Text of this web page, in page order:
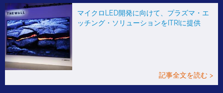
マイクロLED開発に向けて、プラズマ・エ
ッチング・ソリューションをITRIに提供
記事全文を読む >